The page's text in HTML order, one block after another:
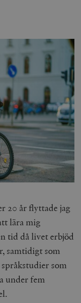
20 år flyttade jag
lära mig
tid då livet erbjöd
samtidigt som
som
under fem